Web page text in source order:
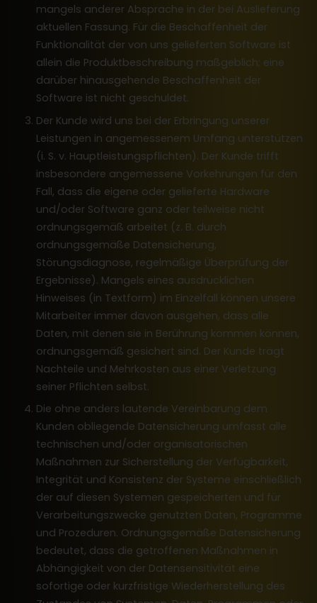
mangels anderer Absprache in der bei Auslieferung
aktuellen Fassung. Für die Beschaffenheit der
Funktionalität der von uns gelieferten Software ist
allein die Produktbeschreibung maßgeblich; eine
darüber hinausgehende Beschaffenheit der
Software ist nicht geschuldet.
Der Kunde wird uns bei der Erbringung unserer
Leistungen in angemessenem Umfang unterstützen
(i. S. v. Hauptleistungspflichten). Der Kunde trifft
insbesondere angemessene Vorkehrungen für den
Fall, dass die eigene oder gelieferte Hardware
und/oder Software ganz oder teilweise nicht
ordnungsgemäß arbeitet (z. B. durch
ordnungsgemäße Datensicherung,
Störungsdiagnose, regelmäßige Überprüfung der
Ergebnisse). Mangels eines ausdrücklichen
Hinweises (in Textform) im Einzelfall können unsere
Mitarbeiter immer davon ausgehen, dass alle
Daten, mit denen sie in Berührung kommen können,
ordnungsgemäß gesichert sind. Der Kunde trägt
Nachteile und Mehrkosten aus einer Verletzung
seiner Pflichten selbst.
Die ohne anders lautende Vereinbarung dem
Kunden obliegende Datensicherung umfasst alle
technischen und/oder organisatorischen
Maßnahmen zur Sicherstellung der Verfügbarkeit,
Integrität und Konsistenz der Systeme einschließlich
der auf diesen Systemen gespeicherten und für
Verarbeitungszwecke genutzten Daten, Programme
und Prozeduren. Ordnungsgemäße Datensicherung
bedeutet, dass die getroffenen Maßnahmen in
Abhängigkeit von der Datensensitivität eine
sofortige oder kurzfristige Wiederherstellung des